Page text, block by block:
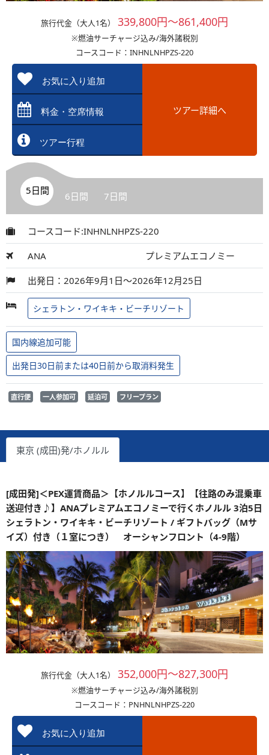
旅行代金（大人1名） 339,800円～861,400円
※燃油サーチャージ込み/海外諸税別
コースコード：INHNLNHPZS-220
お気に入り追加
料金・空席情報
ツアー行程
ツアー詳細へ
5日間 6日間 7日間
コースコード:INHNLNHPZS-220
ANA プレミアムエコノミー
出発日：2026年9月1日～2026年12月25日
シェラトン・ワイキキ・ビーチリゾート
国内線追加可能
出発日30日前または40日前から取消料発生
直行便 一人参加可 延泊可 フリープラン
東京 (成田)発/ホノルル
[成田発]＜PEX運賃商品＞【ホノルルコース】【往路のみ混乗車
送迎付き♪】ANAプレミアムエコノミーで行くホノルル 3泊5日
シェラトン・ワイキキ・ビーチリゾート / ギフトバッグ（Mサ
イズ）付き（１室につき） オーシャンフロント（4-9階）
旅行代金（大人1名） 352,000円～827,300円
※燃油サーチャージ込み/海外諸税別
コースコード：PNHNLNHPZS-220
お気に入り追加